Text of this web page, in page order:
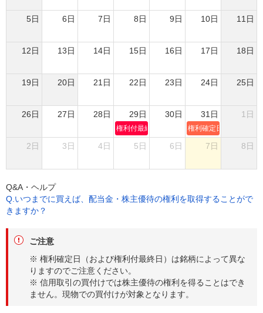
5日 6日 7日 8日 9日 10日 11日
12日 13日 14日 15日 16日 17日 18日
19日 20日 21日 22日 23日 24日 25日
26日 27日 28日 29日
権利付最終日
30日 31日
権利確定日
1日
2日 3日 4日 5日 6日 7日 8日
Q&A・ヘルプ
Q.いつまでに買えば、配当金・株主優待の権利を取得することがで
きますか？
ご注意
※ 権利確定日（および権利付最終日）は銘柄によって異な
りますのでご注意ください。
※ 信用取引の買付けでは株主優待の権利を得ることはでき
ません。現物での買付けが対象となります。